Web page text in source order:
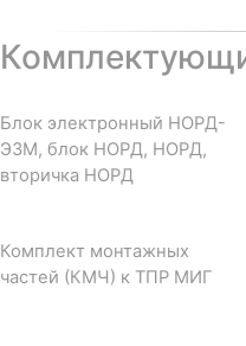
Блок электронный НОРД-
Э3М, блок НОРД, НОРД,
вторичка НОРД
Комплект монтажных
частей (КМЧ) к ТПР МИГ